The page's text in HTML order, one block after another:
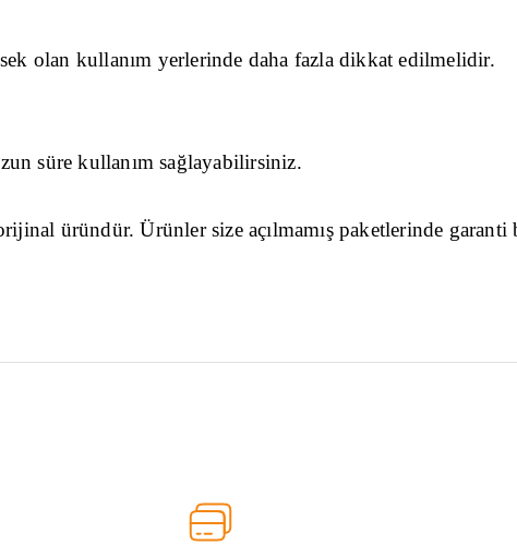
olan kullanım yerlerinde daha fazla dikkat edilmelidir.
süre kullanım sağlayabilirsiniz.
üründür. Ürünler size açılmamış paketlerinde garanti